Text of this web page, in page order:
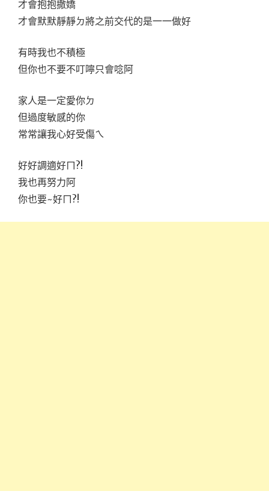
才會抱抱撒嬌
才會默默靜靜ㄉ將之前交代的是一一做好
有時我也不積極
但你也不要不叮嚀只會唸阿
家人是一定愛你ㄉ
但過度敏感的你
常常讓我心好受傷ㄟ
好好調適好ㄇ?!
我也再努力阿
你也要~好ㄇ?!